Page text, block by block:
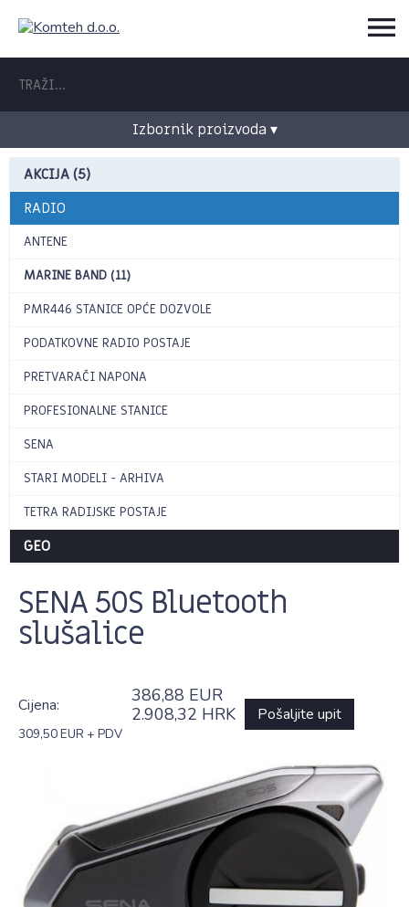
Izbornik proizvoda ▾
AKCIJA (5)
RADIO
ANTENE
MARINE BAND (11)
PMR446 STANICE OPĆE DOZVOLE
PODATKOVNE RADIO POSTAJE
PRETVARAČI NAPONA
PROFESIONALNE STANICE
SENA
STARI MODELI - ARHIVA
TETRA RADIJSKE POSTAJE
GEO
SENA 50S Bluetooth
slušalice
Cijena:
386,88 EUR
2.908,32 HRK
Pošaljite upit
309,50 EUR + PDV